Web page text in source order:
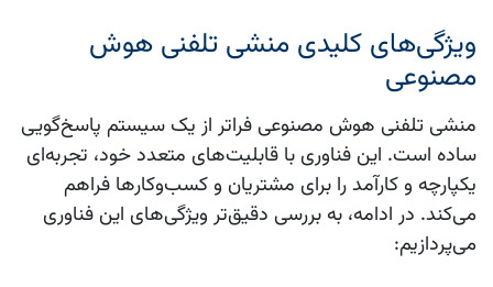
ویژگی‌های کلیدی منشی تلفنی هوش
مصنوعی
منشی تلفنی هوش مصنوعی فراتر از یک سیستم پاسخ‌گویی
ساده است. این فناوری با قابلیت‌های متعدد خود، تجربه‌ای
یکپارچه و کارآمد را برای مشتریان و کسب‌وکارها فراهم
می‌کند. در ادامه، به بررسی دقیق‌تر ویژگی‌های این فناوری
می‌پردازیم: